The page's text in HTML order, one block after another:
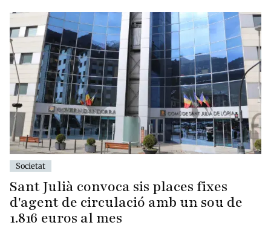
Societat
Sant Julià convoca sis places fixes
d'agent de circulació amb un sou de
1.816 euros al mes